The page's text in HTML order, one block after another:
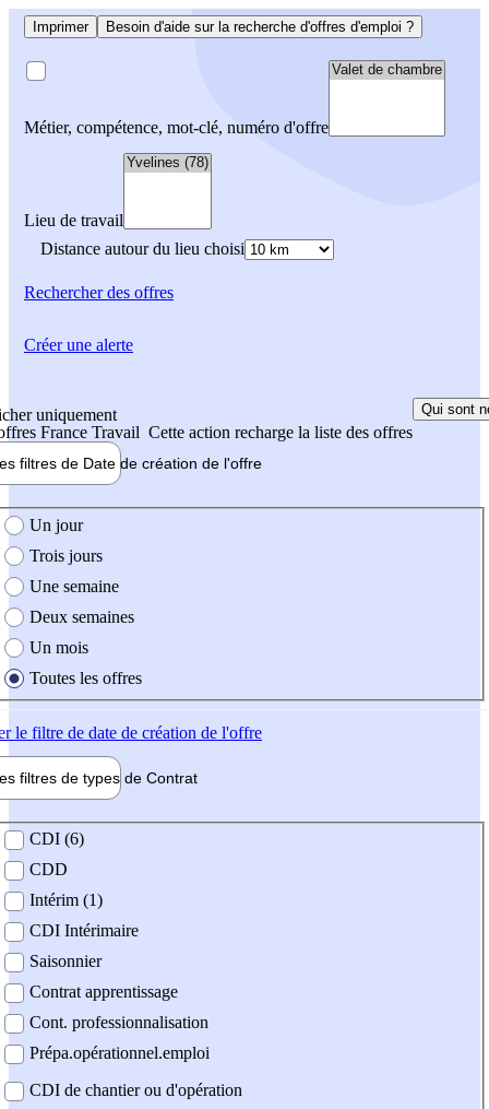
Imprimer Besoin d'aide sur la recherche d'offres d'emploi ?
Métier, compétence, mot-clé, numéro d'offre
Lieu de travail
Distance autour du lieu choisi
Rechercherdes offres
uniquement
France Travail Cette action recharge la liste des offres
Qui sont
filtres de Date de création de l'offre
création de l'offre
Un jour
Trois jours
Une semaine
Deux semaines
Un mois
Toutes les offres
le filtre de date de création de l'offre
filtres de types de Contrat
contrat
CDI (6)
CDD
Intérim (1)
CDI Intérimaire
Saisonnier
Contrat apprentissage
Cont. professionnalisation
Prépa.opérationnel.emploi
CDI de chantier ou d'opération
Créer une alerte